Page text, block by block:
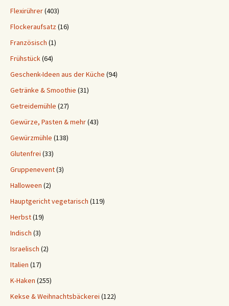
Flexirührer(403)
Flockeraufsatz(16)
Französisch (1)
Frühstück(64)
Geschenk-Ideen aus der Küche (94)
Getränke & Smoothie (31)
Getreidemühle (27)
Gewürze, Pasten & mehr(43)
Gewürzmühle (138)
Glutenfrei (33)
Gruppenevent(3)
Halloween (2)
Hauptgericht vegetarisch (119)
Herbst(19)
Indisch (3)
Israelisch (2)
Italien (17)
K-Haken (255)
Kekse & Weihnachtsbäckerei (122)